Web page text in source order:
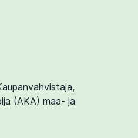
(AKA) maa- ja